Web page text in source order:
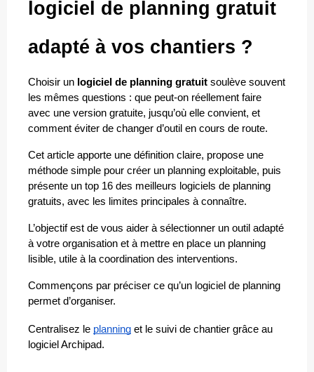
logiciel de planning gratuit
adapté à vos chantiers ?
Choisir un logiciel de planning gratuit soulève souvent
les mêmes questions : que peut-on réellement faire
avec une version gratuite, jusqu’où elle convient, et
comment éviter de changer d’outil en cours de route.
Cet article apporte une définition claire, propose une
méthode simple pour créer un planning exploitable, puis
présente un top 16 des meilleurs logiciels de planning
gratuits, avec les limites principales à connaître.
L’objectif est de vous aider à sélectionner un outil adapté
à votre organisation et à mettre en place un planning
lisible, utile à la coordination des interventions.
Commençons par préciser ce qu’un logiciel de planning
permet d’organiser.
Centralisez le planning et le suivi de chantier grâce au
logiciel Archipad.